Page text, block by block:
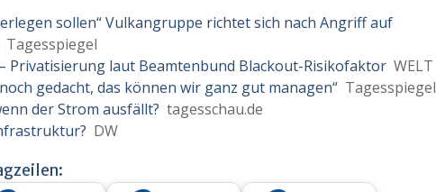
sollen“ Vulkangruppe richtet sich nach Angriff auf
Tagesspiegel
Privatisierung laut Beamtenbund Blackout-Risikofaktor WELT
gedacht, das können wir ganz gut managen“ Tagesspiegel
der Strom ausfällt? tagesschau.de
DW